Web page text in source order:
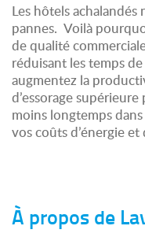
Les hôtels achalandés
pannes. Voilà
de qualité
réduisant les temps
augmentez la
d’essorage
moins longtemps
vos coûts d’énergie et
À propos de